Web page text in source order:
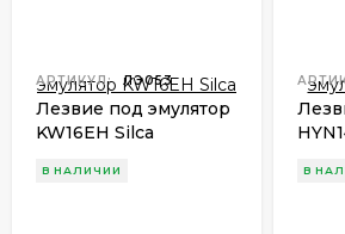
АРТИКУЛ: ЛЭ053
Лезвие под эмулятор
KW16EH Silca
В НАЛИЧИИ В